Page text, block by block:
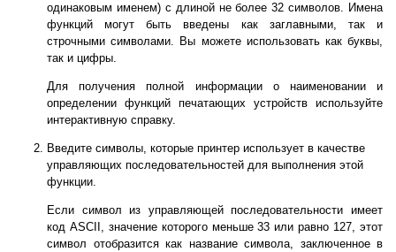
одинаковым именем) с длиной не более 32 символов. Имена
функций могут быть введены как заглавными, так и
строчными символами. Вы можете использовать как буквы,
так и цифры.
Для получения полной информации о наименовании и
определении функций печатающих устройств используйте
интерактивную справку.
Введите символы, которые принтер использует в качестве
управляющих последовательностей для выполнения этой
функции.
Если символ из управляющей последовательности имеет
код ASCII, значение которого меньше 33 или равно 127, этот
символ отобразится как название символа, заключенное в